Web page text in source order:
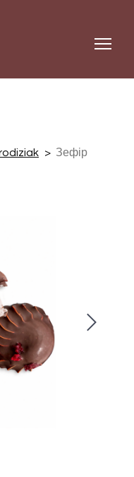
Зефір